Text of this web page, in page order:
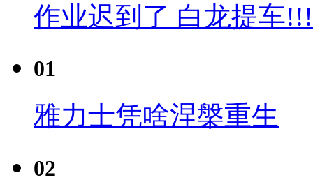
作业迟到了 白龙提车
01
雅力士凭啥涅槃重生
02